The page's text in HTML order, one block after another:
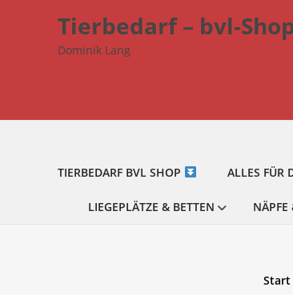
Tierbedarf – bvl-
Dominik Lang
TIERBEDARF BVL SHOP ALLES FÜR
LIEGEPLÄTZE & BETTEN NÄPFE
Start